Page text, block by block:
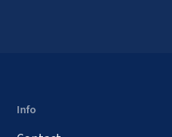
Info